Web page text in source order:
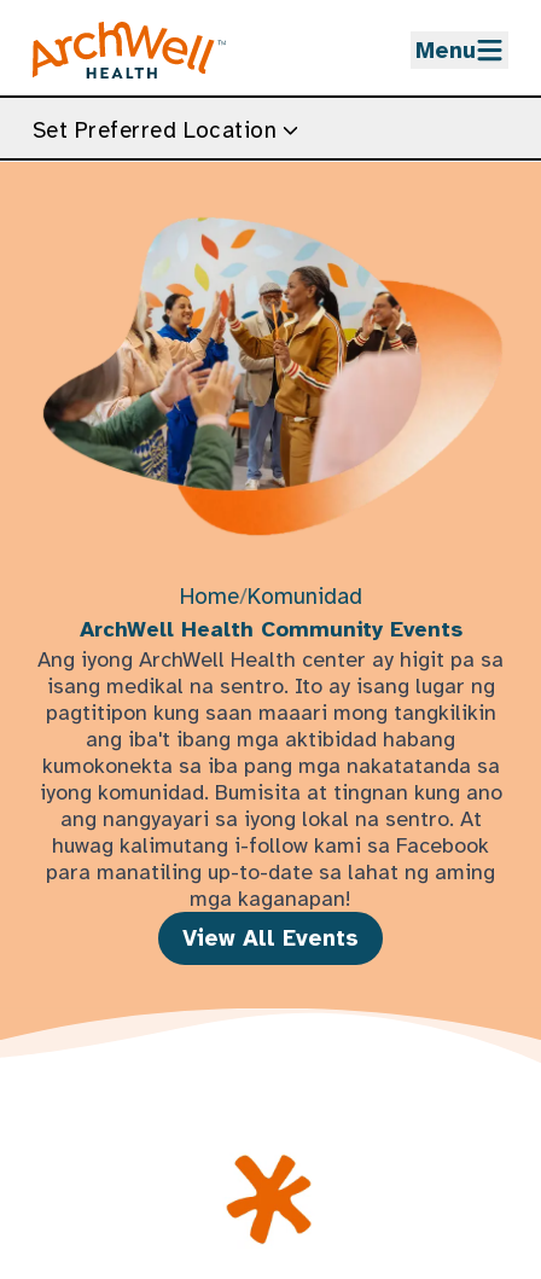
Menu
Set Preferred Location
Home/Komunidad
ArchWell Health Community Events
Ang iyong ArchWell Health center ay higit pa sa
isang medikal na sentro. Ito ay isang lugar ng
pagtitipon kung saan maaari mong tangkilikin
ang iba't ibang mga aktibidad habang
kumokonekta sa iba pang mga nakatatanda sa
iyong komunidad. Bumisita at tingnan kung ano
ang nangyayari sa iyong lokal na sentro. At
huwag kalimutang i-follow kami sa Facebook
para manatiling up-to-date sa lahat ng aming
mga kaganapan!
View All Events